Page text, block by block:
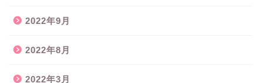
2022年9月
2022年8月
2022年3月